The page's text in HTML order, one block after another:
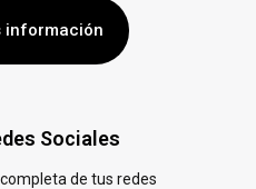
información
Sociales
de tus redes